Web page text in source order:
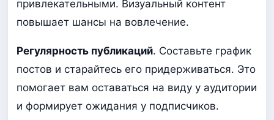
привлекательными. Визуальный контент
повышает шансы на вовлечение.
Регулярность публикаций. Составьте график
постов и старайтесь его придерживаться. Это
помогает вам оставаться на виду у аудитории
и формирует ожидания у подписчиков.